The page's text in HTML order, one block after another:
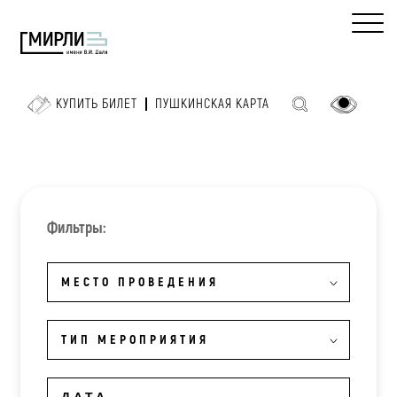
КУПИТЬ БИЛЕТ ПУШКИНСКАЯ КАРТА
Фильтры:
МЕСТО ПРОВЕДЕНИЯ
ТИП МЕРОПРИЯТИЯ